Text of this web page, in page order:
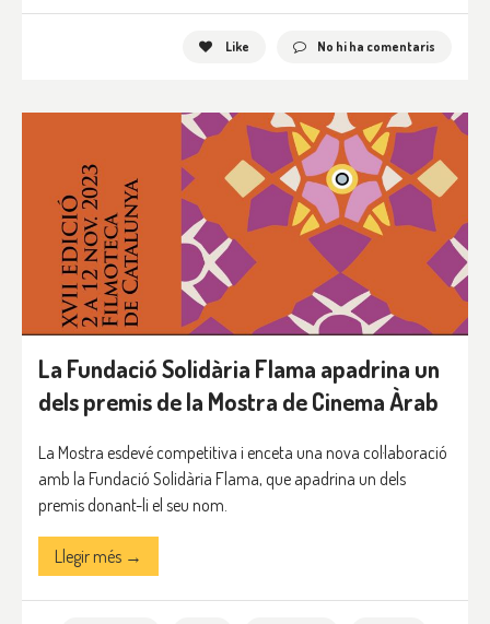
Like No hi ha comentaris
La Fundació Solidària Flama apadrina un
dels premis de la Mostra de Cinema Àrab
La Mostra esdevé competitiva i enceta una nova col·laboració
amb la Fundació Solidària Flama, que apadrina un dels
premis donant-li el seu nom.
Llegir més →